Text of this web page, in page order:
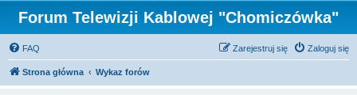
Forum Telewizji Kablowej "Chomiczówka"
FAQ Zaloguj się
Zarejestruj się
Strona główna Wykaz forów